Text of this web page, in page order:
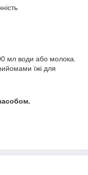
мл води або молока.
їжі для